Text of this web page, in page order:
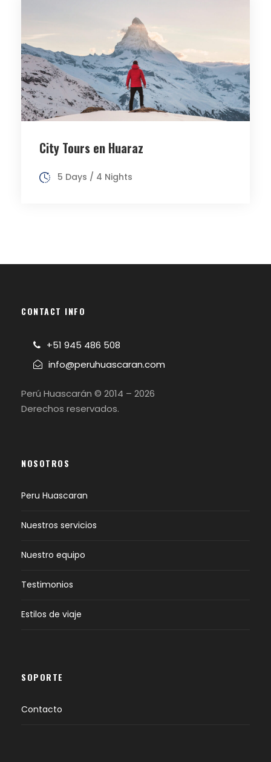
City Tours en Huaraz
5 Days / 4 Nights
CONTACT INFO
+51 945 486 508
info@peruhuascaran.com
Perú Huascarán © 2014 – 2026
Derechos reservados.
NOSOTROS
Peru Huascaran
Nuestros servicios
Nuestro equipo
Testimonios
Estilos de viaje
SOPORTE
Contacto